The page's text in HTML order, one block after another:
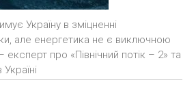
Україну в зміцненні
але енергетика не є виключною
про «Північний потік – 2» та